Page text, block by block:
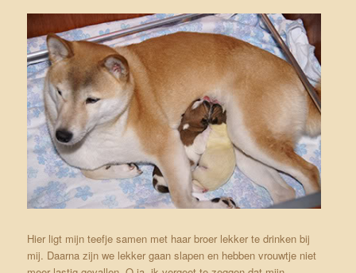
Hier ligt mijn teefje samen met haar broer lekker te drinken bij
mij. Daarna zijn we lekker gaan slapen en hebben vrouwtje niet